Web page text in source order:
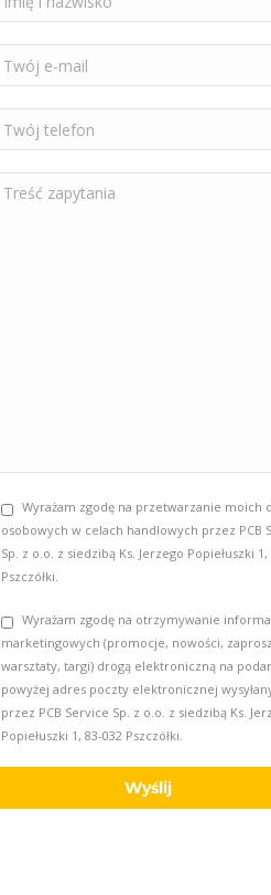
Wyrażam zgodę na przetwarzanie moich
osobowych w celach handlowych przez PCB
Sp. z o.o. z siedzibą Ks. Jerzego Popiełuszki 1,
Pszczółki.
Wyrażam zgodę na otrzymywanie
marketingowych (promocje, nowości,
warsztaty, targi) drogą elektroniczną na
powyżej adres poczty elektronicznej
przez PCB Service Sp. z o.o. z siedzibą Ks.
Popiełuszki 1, 83-032 Pszczółki.